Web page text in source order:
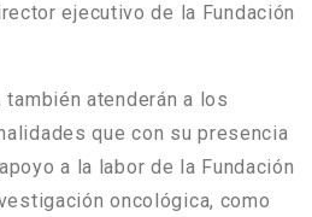
ejecutivo de la Fundación
atenderán a los
que con su presencia
a la labor de la Fundación
oncológica, como